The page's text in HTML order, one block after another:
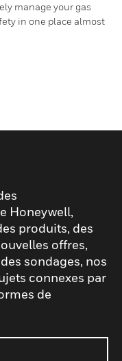
manage your gas
in one place almost
Honeywell,
produits, des
offres,
sondages, nos
connexes par
de